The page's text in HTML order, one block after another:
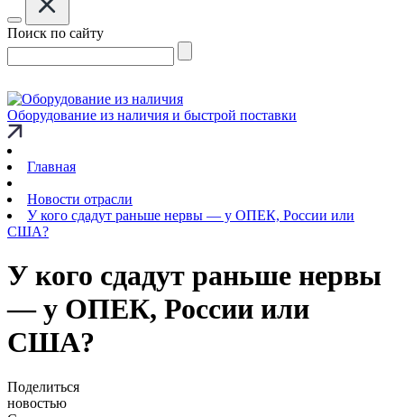
Поиск по сайту
Оборудование из наличия и быстрой поставки
Главная
Новости отрасли
У кого сдадут раньше нервы — у ОПЕК, России или
США?
У кого сдадут раньше нервы
— у ОПЕК, России или
США?
Поделиться
новостью